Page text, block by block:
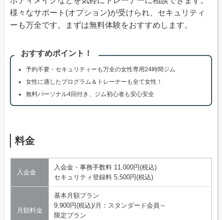
様々なサポート(オプション)が受けられ、セキュリティ
ーも万全です。まずは無料体験をおすすめします。
おすすめポイント！
予約不要・セキュリティーも万全の女性専用24時間ジム
女性に適したプログラム＆トレーナーも全て女性！
無料パーソナル4回付き、ジム初心者も安心安全
料金
入会金
入会金・事務手数料 11,000円(税込)
セキュリティ登録料 5,500円(税込)
月額料金
基本月額プラン
9,900円(税込)/月：スタンダード会員～
限定プラン